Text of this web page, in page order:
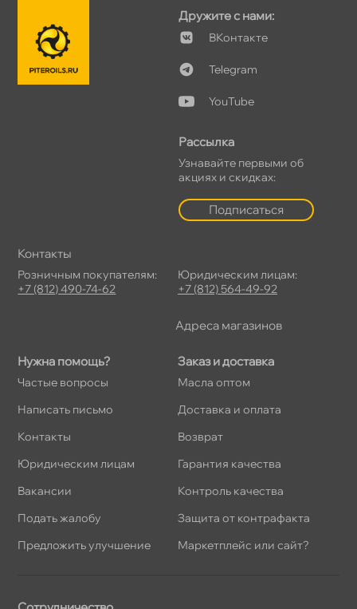
Нужна помощь?
Частые вопросы
Написать письмо
Контакты
Юридическим лицам
акансии
Подать жалобу
Предложить улучшение
Заказ и доставка
Масла оптом
Доставка и оплата
озврат
Гарантия качества
Контроль качества
Защита от контрафакта
Маркетплейс или сайт?
Дружите с нами:
Контакте
Telegram
YouTube
Рассылка
Узнавайте первыми о
акциях и скидках:
Подписаться
Контакты
Розничным покупателям:
+7 (812) 490-74-62
Юридическим лицам:
+7 (812) 564-49-92
Адреса магазино